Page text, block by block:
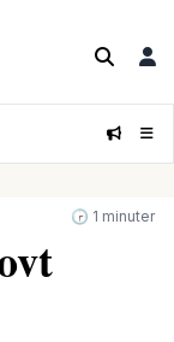
🕝 1 minuter